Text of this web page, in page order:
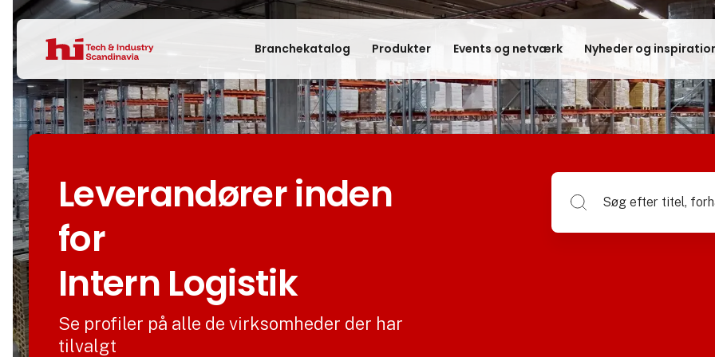
Branchekatalog Produkter Events og netværk Nyheder og
Leverandører inden
for
Intern Logistik
Se profiler på alle de virksomheder der har
tilvalgt
Søg efter titel,